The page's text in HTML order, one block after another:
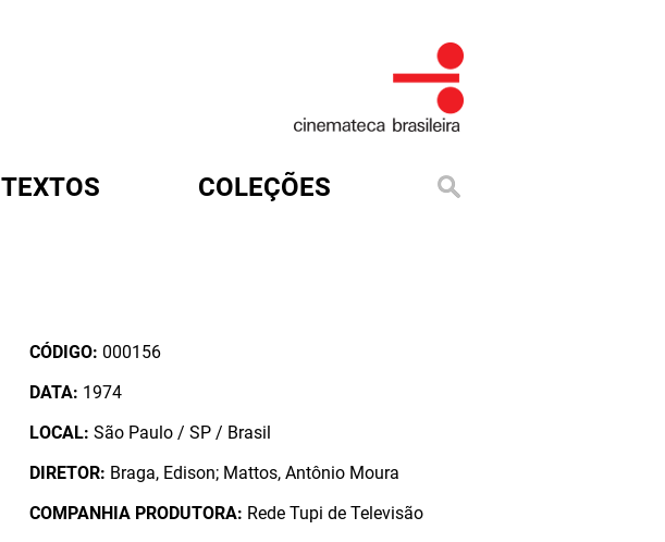
TEXTOS COLEÇÕES
CÓDIGO: 000156
DATA: 1974
LOCAL: São Paulo / SP / Brasil
DIRETOR: Braga, Edison; Mattos, Antônio Moura
COMPANHIA PRODUTORA: Rede Tupi de Televisão